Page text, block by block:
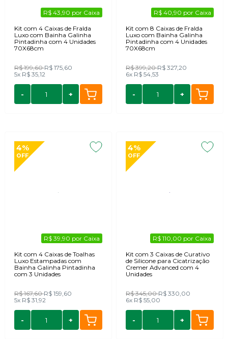
R$ 43,90 por Caixa
Kit com 4 Caixas de Fralda
Luxo com Bainha Galinha
Pintadinha com 4 Unidades
70X68cm
R$ 199,60R$ 175,60
5x R$ 35,12
- +
R$ 40,90 por Caixa
Kit com 8 Caixas de Fralda
Luxo com Bainha Galinha
Pintadinha com 4 Unidades
70X68cm
R$ 399,20R$ 327,20
6x R$ 54,53
- +
4%
OFF
R$ 39,90 por Caixa
Kit com 4 Caixas de Toalhas
Luxo Estampadas com
Bainha Galinha Pintadinha
com 3 Unidades
R$ 167,60R$ 159,60
5x R$ 31,92
- +
4%
OFF
R$ 110,00 por Caixa
Kit com 3 Caixas de Curativo
de Silicone para Cicatrização
Cremer Advanced com 4
Unidades
R$ 345,00R$ 330,00
6x R$ 55,00
- +